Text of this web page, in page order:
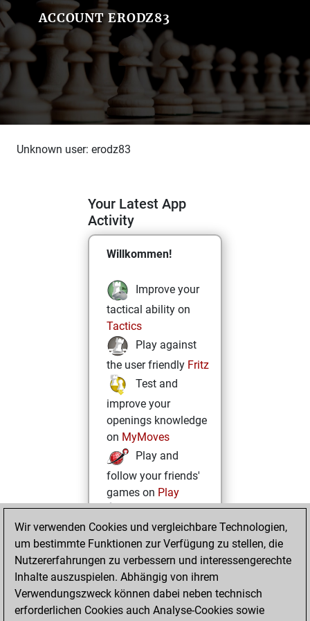
ACCOUNT ERODZ83
Unknown user: erodz83
Your Latest App
Activity
Willkommen!
Improve your
tactical ability on
Tactics
Play against
the user friendly Fritz
Test and
improve your
openings knowledge
on MyMoves
Play and
follow your friends'
games on Play
Solve some
beautiful and
challenging Studies
on Studies
Wir verwenden Cookies und vergleichbare Technologien,
um bestimmte Funktionen zur Verfügung zu stellen, die
Nutzererfahrungen zu verbessern und interessengerechte
Inhalte auszuspielen. Abhängig von ihrem
Verwendungszweck können dabei neben technisch
erforderlichen Cookies auch Analyse-Cookies sowie